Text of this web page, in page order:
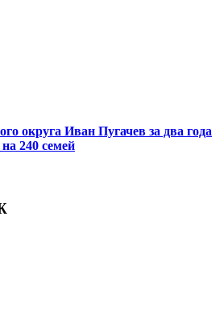
округа Иван Пугачев за два года
240 семей